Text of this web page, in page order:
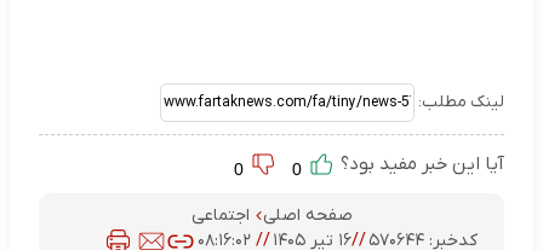
لینک مطلب:
آیا این خبر مفید بود؟
صفحه اصلی
اجتماعی
کدخبر: ۵۷۰۶۴۴ //۱۶ تیر ۱۴۰۵ // ۰۸:۱۶:۰۲